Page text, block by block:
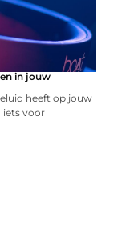
in jouw
heeft op jouw
iets voor